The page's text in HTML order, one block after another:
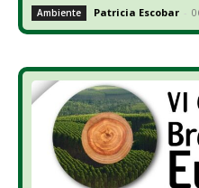
Ambiente Patricia Escobar -